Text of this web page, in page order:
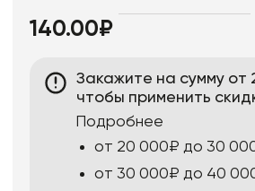
140.00₽
Закажите на сумму от
чтобы применить
Подробнее
от 20 000₽ до 30
от 30 000₽ до 40